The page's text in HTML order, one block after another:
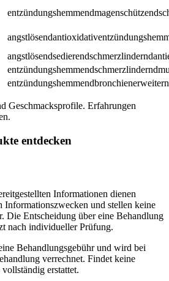
entzündungshemmendmagenschützend
angstlösendantioxidativ
angstlösendsedierendschmerzlindernd
entzündungshemmendschmerzlindernd
entzündungshemmend
Geschmacksprofile. Erfahrungen
entdecken
Informationen dienen
Informationszwecken und stellen keine
Die Entscheidung über eine Behandlung
nach individueller Prüfung.
Behandlungsgebühr und wird bei
verrechnet. Findet keine
erstattet.